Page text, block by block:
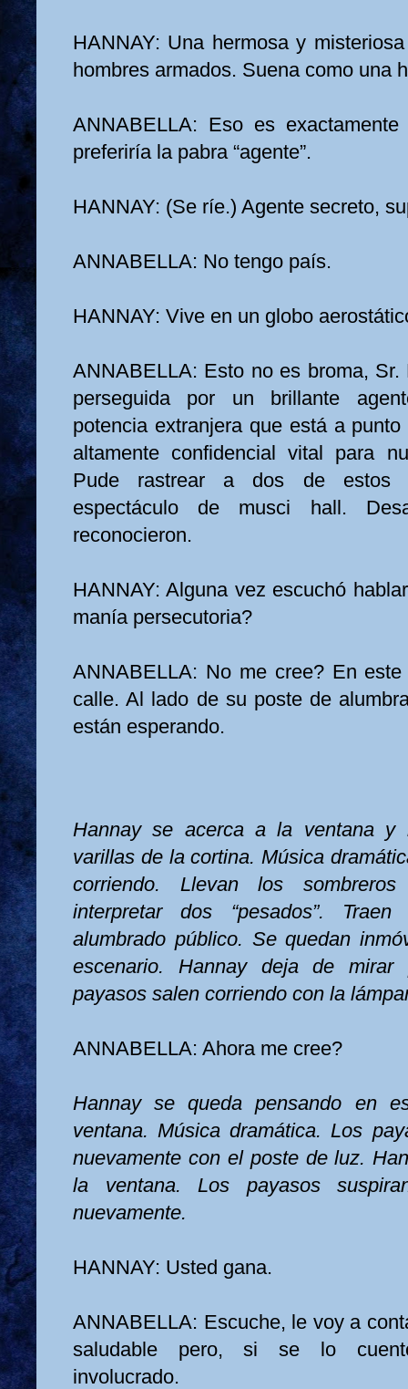
HANNAY: Una hermosa y
hombres armados. Suena como una
ANNABELLA: Eso es
preferiría la pabra “agente”.
HANNAY: (Se ríe.) Agente secreto,
ANNABELLA: No tengo país.
HANNAY: Vive en un globo
ANNABELLA: Esto no es broma,
perseguida por un brillante
potencia extranjera que está a
altamente confidencial vital para
Pude rastrear a dos de estos
espectáculo de musci hall.
reconocieron.
HANNAY: Alguna vez escuchó
manía persecutoria?
ANNABELLA: No me cree? En
calle. Al lado de su poste de
están esperando.
Hannay se acerca a la ventana
varillas de la cortina. Música
corriendo. Llevan los sombreros
interpretar dos “pesados”.
alumbrado público. Se quedan
escenario. Hannay deja de
payasos salen corriendo con la
ANNABELLA: Ahora me cree?
Hannay se queda pensando en
ventana. Música dramática. Los
nuevamente con el poste de luz.
la ventana. Los payasos
nuevamente.
HANNAY: Usted gana.
ANNABELLA: Escuche, le voy a
saludable pero, si se lo
involucrado.